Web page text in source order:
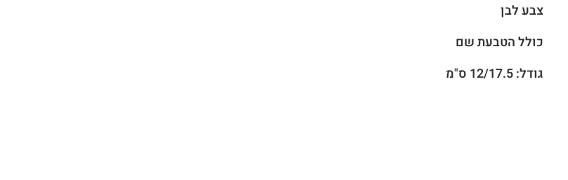
צבע לבן
כולל הטבעת שם
גודל: 12/17.5 ס"מ